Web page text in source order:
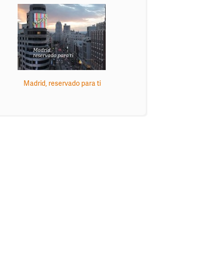
Madrid, reservado para ti